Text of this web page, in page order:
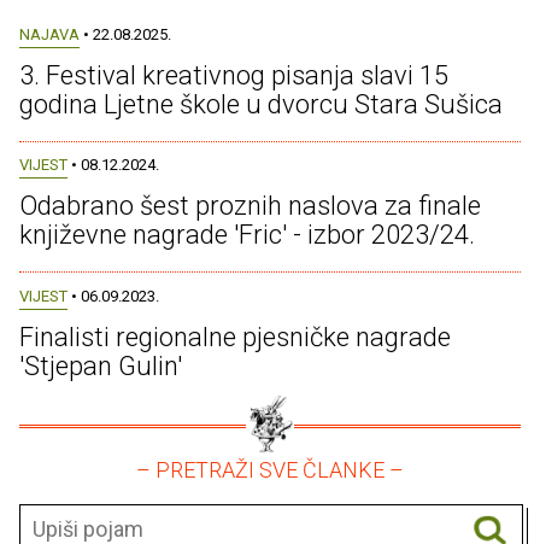
NAJAVA • 22.08.2025.
3. Festival kreativnog pisanja slavi 15
godina Ljetne škole u dvorcu Stara Sušica
VIJEST • 08.12.2024.
Odabrano šest proznih naslova za finale
književne nagrade 'Fric' - izbor 2023/24.
VIJEST • 06.09.2023.
Finalisti regionalne pjesničke nagrade
'Stjepan Gulin'
– PRETRAŽI SVE ČLANKE –